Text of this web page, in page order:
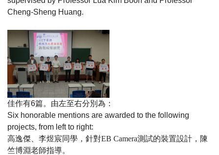
Cheng-Sheng Huang.
佳作有6篇。由左至右分別為 ：
Six honorable mentions are awarded to the following
projects, from left to right:
高逸傑、李煜宸同學，針對EB Camera測試的裝置設計，陳
竺博淵老師指導。